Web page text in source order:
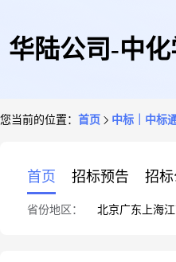
华陆公司-中
您当前的位置： 首页 中标｜中标
首页 招标预告 招
省份地区： 北京广东 上海